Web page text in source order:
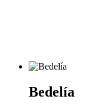
Bedelía